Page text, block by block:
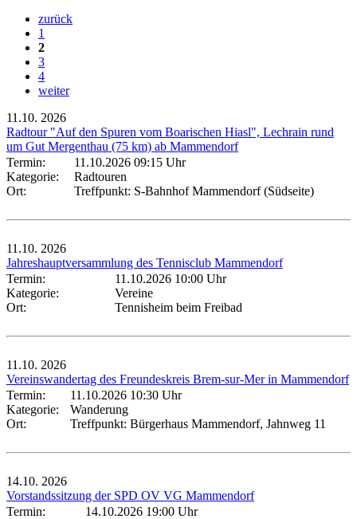
zurück
1
2
3
4
weiter
11.10. 2026
Radtour "Auf den Spuren vom Boarischen Hiasl", Lechrain rund
um Gut Mergenthau (75 km) ab Mammendorf
Termin:
11.10.2026 09:15 Uhr
Kategorie:
Radtouren
Ort:
Treffpunkt: S-Bahnhof Mammendorf (Südseite)
11.10. 2026
Jahreshauptversammlung des Tennisclub Mammendorf
Termin:
11.10.2026 10:00 Uhr
Kategorie:
Vereine
Ort:
Tennisheim beim Freibad
11.10. 2026
Vereinswandertag des Freundeskreis Brem-sur-Mer in Mammendorf
Termin:
11.10.2026 10:30 Uhr
Kategorie:
Wanderung
Ort:
Treffpunkt: Bürgerhaus Mammendorf, Jahnweg 11
14.10. 2026
Vorstandssitzung der SPD OV VG Mammendorf
Termin:
14.10.2026 19:00 Uhr